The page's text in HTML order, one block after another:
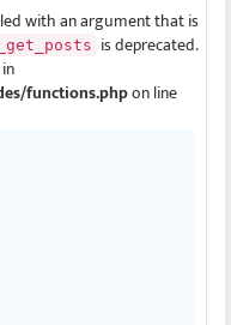
with an argument that is
is deprecated.
functions.phpon line